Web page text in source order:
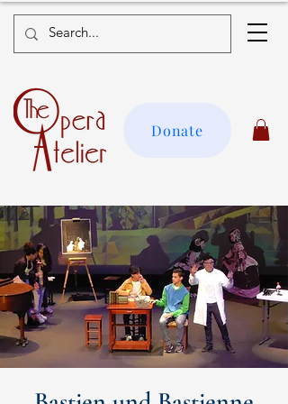
Donate